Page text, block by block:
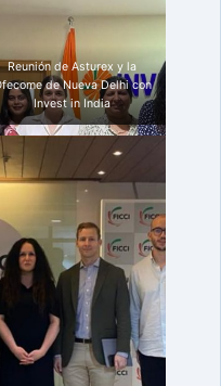
Reunión de Asturex y la
de Nueva Delhi con
Invest in India